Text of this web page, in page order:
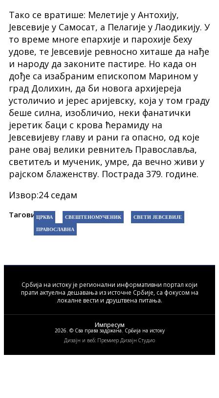
Тако се вратише: Мелетије у Антохију,
Јевсевије у Самосат, а Пелагије у Лаодикију. У
то време многе епархије и парохије беху
удове, те Јевсевије ревносно хиташе да нађе
и народу да законите пастире. Но када он
дође са изабраним епископом Марином у
град Долихин, да би новога архијереја
устоличио и јерес аријевску, која у том граду
беше силна, изобличио, неки фанатички
јеретик баци с крова ћерамиду на
Јевсевијеву главу и рани га опасно, од које
ране овај велики ревнитељ Православља,
светитељ и мученик, умре, да вечно живи у
рајском блаженству. Пострада 379. године.
Извор:24 седам
Тагови:ЦРКВА СВЕШТЕНОМУЧЕНИК СВЕТИ ЈЕВСЕВИЈЕ
ПРАВОСЛАВНА
Србија на истоку је регионални информативни портал који
прати актуелна дешавања из источне Србије, са фокусом на
локалне вести и друштвена питања.
2026. © Сва права задржана. Србија на истоку
Импресум
Дизајн и веб: Премиер Дизајн Студио